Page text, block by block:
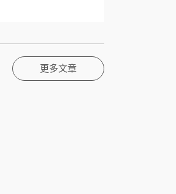
更多文章